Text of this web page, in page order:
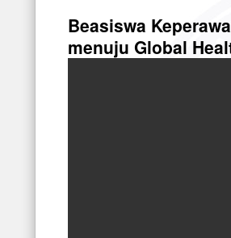
Beasiswa
menuju Global